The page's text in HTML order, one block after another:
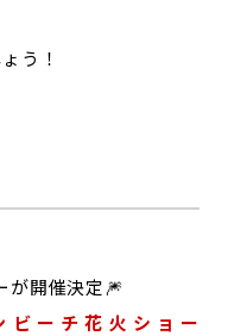
う！
が開催決定🎆
ビーチ花火ショー